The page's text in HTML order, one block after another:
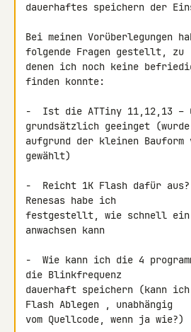
dauerhaftes speichern der
Bei meinen Vorüberlegungen
folgende Fragen gestellt, zu
denen ich noch keine
finden konnte:
-  Ist die ATTiny 11,12,13 –
grundsätzlich geeinget (wurde
aufgrund der kleinen Bauform
gewählt)
-  Reicht 1K Flash dafür aus?
Renesas habe ich
festgestellt, wie schnell ein
anwachsen kann
-  Wie kann ich die 4
die Blinkfrequenz
dauerhaft speichern (kann
Flash Ablegen , unabhängig
vom Quellcode, wenn ja wie?)